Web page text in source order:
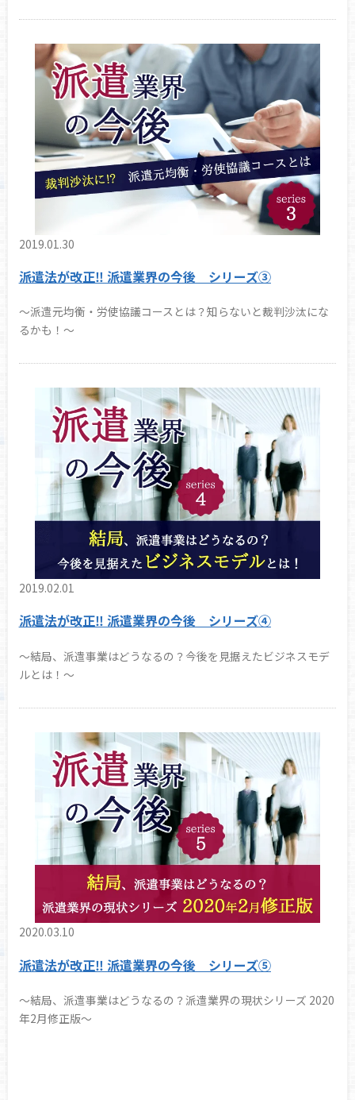
2019.01.30
派遣法が改正‼ 派遣業界の今後 シリーズ③
～派遣元均衡・労使協議コースとは？知らないと裁判沙汰にな
るかも！～
2019.02.01
派遣法が改正‼ 派遣業界の今後 シリーズ④
～結局、派遣事業はどうなるの？今後を見据えたビジネスモデ
ルとは！～
2020.03.10
派遣法が改正‼ 派遣業界の今後 シリーズ⑤
～結局、派遣事業はどうなるの？派遣業界の現状シリーズ 2020
年2月修正版～